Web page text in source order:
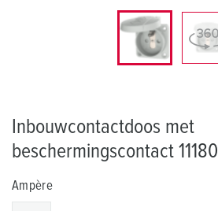
Inbouwcontactdoos met
beschermingscontact 11180
Ampère